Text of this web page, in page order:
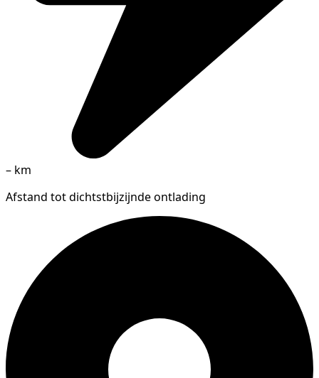
– km
Afstand tot dichtstbijzijnde ontlading